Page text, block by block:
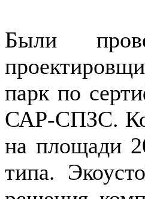
Были
парк по
САР-СПЗС.
на площади
типа.